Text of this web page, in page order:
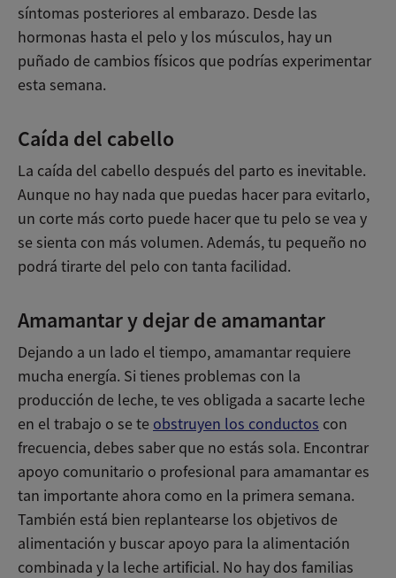
síntomas posteriores al embarazo. Desde las
hormonas hasta el pelo y los músculos, hay un
puñado de cambios físicos que podrías experimentar
esta semana.
Caída del cabello
La caída del cabello después del parto es inevitable.
Aunque no hay nada que puedas hacer para evitarlo,
un corte más corto puede hacer que tu pelo se vea y
se sienta con más volumen. Además, tu pequeño no
podrá tirarte del pelo con tanta facilidad.
Amamantar y dejar de amamantar
Dejando a un lado el tiempo, amamantar requiere
mucha energía. Si tienes problemas con la
producción de leche, te ves obligada a sacarte leche
en el trabajo o se te obstruyen los conductos con
frecuencia, debes saber que no estás sola. Encontrar
apoyo comunitario o profesional para amamantar es
tan importante ahora como en la primera semana.
También está bien replantearse los objetivos de
alimentación y buscar apoyo para la alimentación
combinada y la leche artificial. No hay dos familias